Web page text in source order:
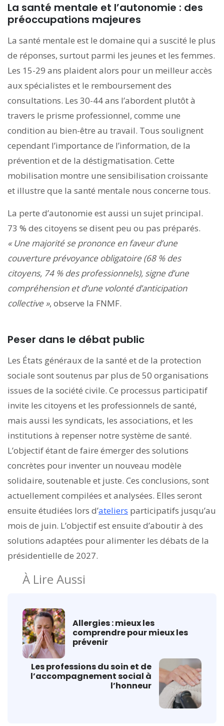
La santé mentale et l’autonomie : des
préoccupations majeures
La santé mentale est le domaine qui a suscité le plus
de réponses, surtout parmi les jeunes et les femmes.
Les 15-29 ans plaident alors pour un meilleur accès
aux spécialistes et le remboursement des
consultations. Les 30-44 ans l’abordent plutôt à
travers le prisme professionnel, comme une
condition au bien-être au travail. Tous soulignent
cependant l’importance de l’information, de la
prévention et de la déstigmatisation. Cette
mobilisation montre une sensibilisation croissante
et illustre que la santé mentale nous concerne tous.
La perte d’autonomie est aussi un sujet principal.
73 % des citoyens se disent peu ou pas préparés.
« Une majorité se prononce en faveur d’une
couverture prévoyance obligatoire (68 % des
citoyens, 74 % des professionnels), signe d’une
compréhension et d’une volonté d’anticipation
collective », observe la FNMF.
Peser dans le débat public
Les États généraux de la santé et de la protection
sociale sont soutenus par plus de 50 organisations
issues de la société civile. Ce processus participatif
invite les citoyens et les professionnels de santé,
mais aussi les syndicats, les associations, et les
institutions à repenser notre système de santé.
L’objectif étant de faire émerger des solutions
concrètes pour inventer un nouveau modèle
solidaire, soutenable et juste. Ces conclusions, sont
actuellement compilées et analysées. Elles seront
ensuite étudiées lors d’ateliers participatifs jusqu’au
mois de juin. L’objectif est ensuite d’aboutir à des
solutions adaptées pour alimenter les débats de la
présidentielle de 2027.
À Lire Aussi
Allergies : mieux les
comprendre pour mieux les
prévenir
Les professions du soin et de
l’accompagnement social à
l’honneur